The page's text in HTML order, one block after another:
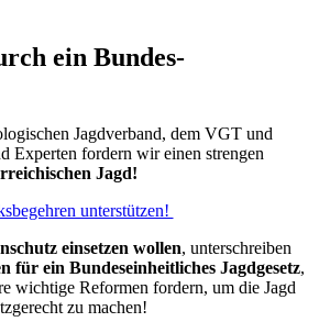
ein Bundes-
Jagdverband, dem VGT und
Experten fordern wir einen strengen
Jagd!
unterstützen!
einsetzen wollen, unterschreiben
für ein Bundeseinheitliches Jagdgesetz,
wichtige Reformen fordern, um die Jagd
zu machen!